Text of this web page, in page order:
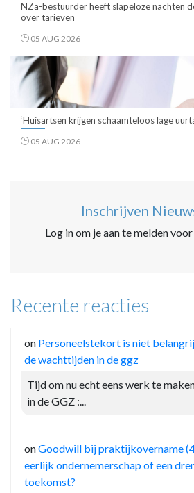
NZa-bestuurder heeft slapeloze nachten
over tarieven
05 AUG 2026
‘Huisartsen krijgen schaamteloos lage
05 AUG 2026
Inschrijven
Log in om je aan te melden
Recente reacties
on Personeelstekort is niet
de wachttijden in de ggz
Tijd om nu echt eens werk te
in de GGZ :...
onGoodwill bij praktijkovername
eerlijk ondernemerschap of een
toekomst?